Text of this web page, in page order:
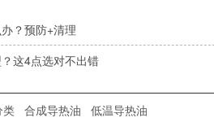
？预防+清理
这4点选对不出错​
类 合成导热油 低温导热油